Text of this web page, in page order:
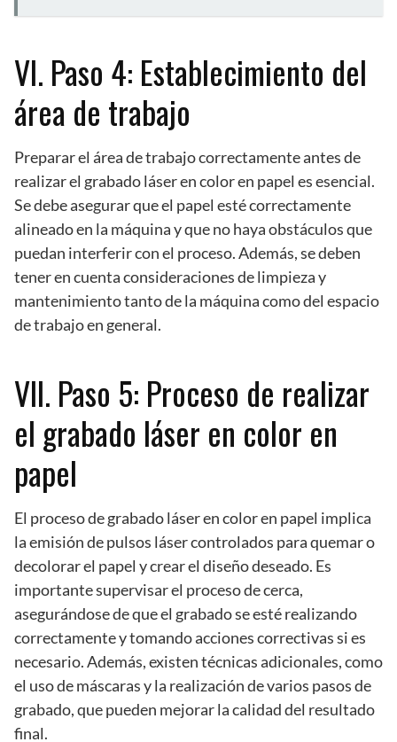
VI. Paso 4: Establecimiento del
área de trabajo
Preparar el área de trabajo correctamente antes de
realizar el grabado láser en color en papel es esencial.
Se debe asegurar que el papel esté correctamente
alineado en la máquina y que no haya obstáculos que
puedan interferir con el proceso. Además, se deben
tener en cuenta consideraciones de limpieza y
mantenimiento tanto de la máquina como del espacio
de trabajo en general.
VII. Paso 5: Proceso de realizar
el grabado láser en color en
papel
El proceso de grabado láser en color en papel implica
la emisión de pulsos láser controlados para quemar o
decolorar el papel y crear el diseño deseado. Es
importante supervisar el proceso de cerca,
asegurándose de que el grabado se esté realizando
correctamente y tomando acciones correctivas si es
necesario. Además, existen técnicas adicionales, como
el uso de máscaras y la realización de varios pasos de
grabado, que pueden mejorar la calidad del resultado
final.